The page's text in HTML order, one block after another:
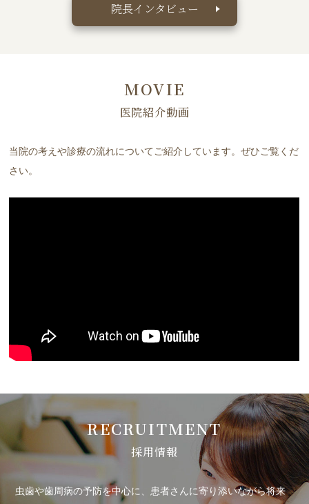
院長インタビュー
MOVIE
医院紹介動画
当院の考えや診療の流れについてご紹介しています。ぜひご覧くだ
さい。
RECRUITMENT
採用情報
虫歯や歯周病の予防を中心に、患者さんに寄り添いながら将来